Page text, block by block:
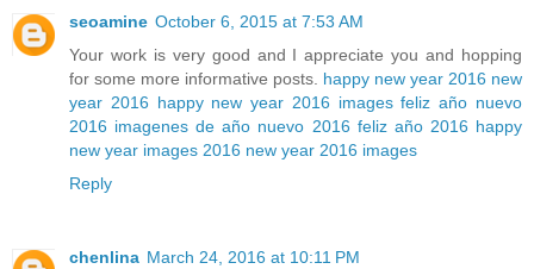
seoamine October 6, 2015 at 7:53 AM
Your work is very good and I appreciate you and hopping
for some more informative posts. happy new year 2016 new
year 2016 happy new year 2016 images feliz año nuevo
2016 imagenes de año nuevo 2016 feliz año 2016 happy
new year images 2016 new year 2016 images
Reply
chenlina March 24, 2016 at 10:11 PM